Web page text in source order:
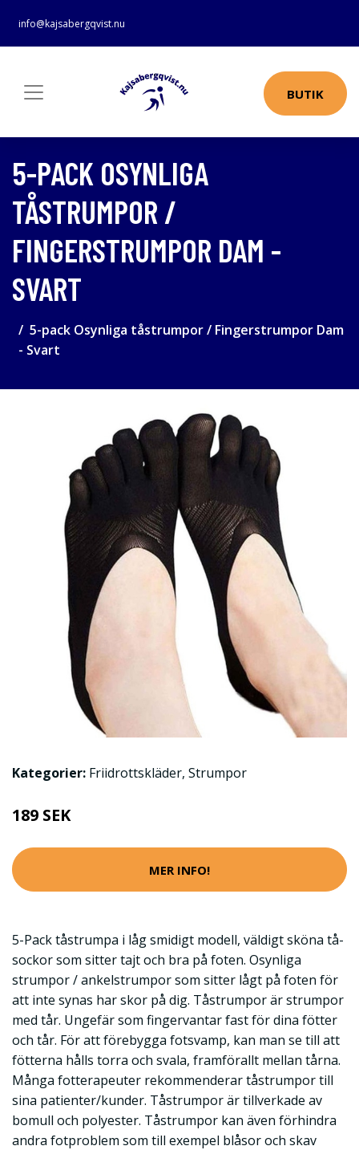
info@kajsabergqvist.nu
BUTIK
5-PACK OSYNLIGA
TÅSTRUMPOR /
FINGERSTRUMPOR DAM -
SVART
5-pack Osynliga tåstrumpor / Fingerstrumpor Dam
- Svart
Kategorier: Friidrottskläder, Strumpor
189 SEK
MER INFO!
5-Pack tåstrumpa i låg smidigt modell, väldigt sköna tå-
sockor som sitter tajt och bra på foten. Osynliga
strumpor / ankelstrumpor som sitter lågt på foten för
att inte synas har skor på dig. Tåstrumpor är strumpor
med tår. Ungefär som fingervantar fast för dina fötter
och tår. För att förebygga fotsvamp, kan man se till att
fötterna hålls torra och svala, framförallt mellan tårna.
Många fotterapeuter rekommenderar tåstrumpor till
sina patienter/kunder. Tåstrumpor är tillverkade av
bomull och polyester. Tåstrumpor kan även förhindra
andra fotproblem som till exempel blåsor och skav